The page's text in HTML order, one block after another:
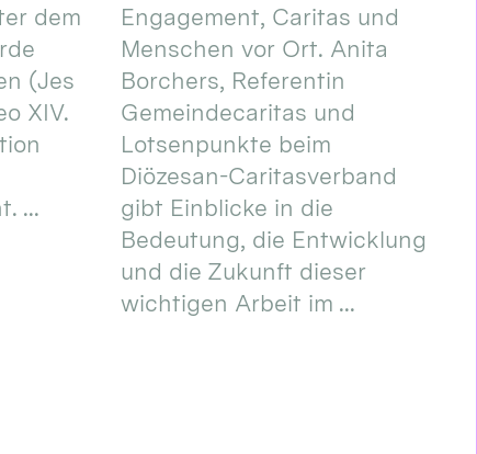
dem
(Jes
XIV.
...
Engagement, Caritas und
Menschen vor Ort. Anita
Borchers, Referentin
Gemeindecaritas und
Lotsenpunkte beim
Diözesan-Caritasverband
gibt Einblicke in die
Bedeutung, die Entwicklung
und die Zukunft dieser
wichtigen Arbeit im ...